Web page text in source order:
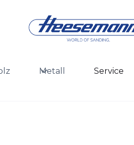
Metall Service